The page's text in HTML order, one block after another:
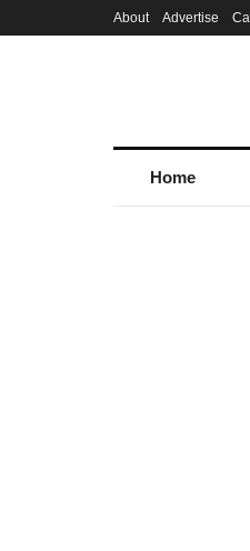
About Advertise
Home